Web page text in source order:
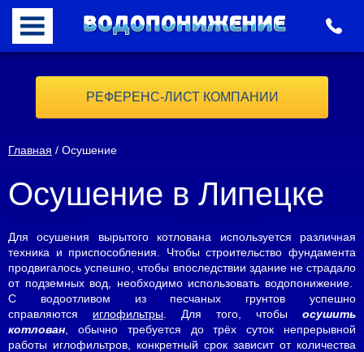
РЕФЕРЕНС-ЛИСТ КОМПАНИИ
Главная / Осушение
Осушение в Липецке
Для осушения вырытого котлована используется различная
техника и приспособления. Чтобы строительство фундамента
продвигалось успешно, чтобы впоследствии здание не страдало
от подземных вод, необходимо использовать водопонижение.
С водоотливом из песчаных грунтов успешно
справляются иглофильтры . Для того, чтобы осушить
котлован , обычно требуется до трёх суток непрерывной
работы иглофильтров, конкретный срок зависит от количества